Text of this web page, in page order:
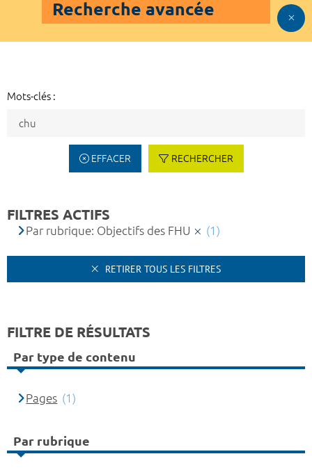
Recherche avancée
Mots-clés :
EFFACER RECHERCHER
FILTRES ACTIFS
Par rubrique: Objectifs des FHU (1)
RETIRER TOUS LES FILTRES
FILTRE DE RÉSULTATS
Par type de contenu
Pages (1)
Par rubrique